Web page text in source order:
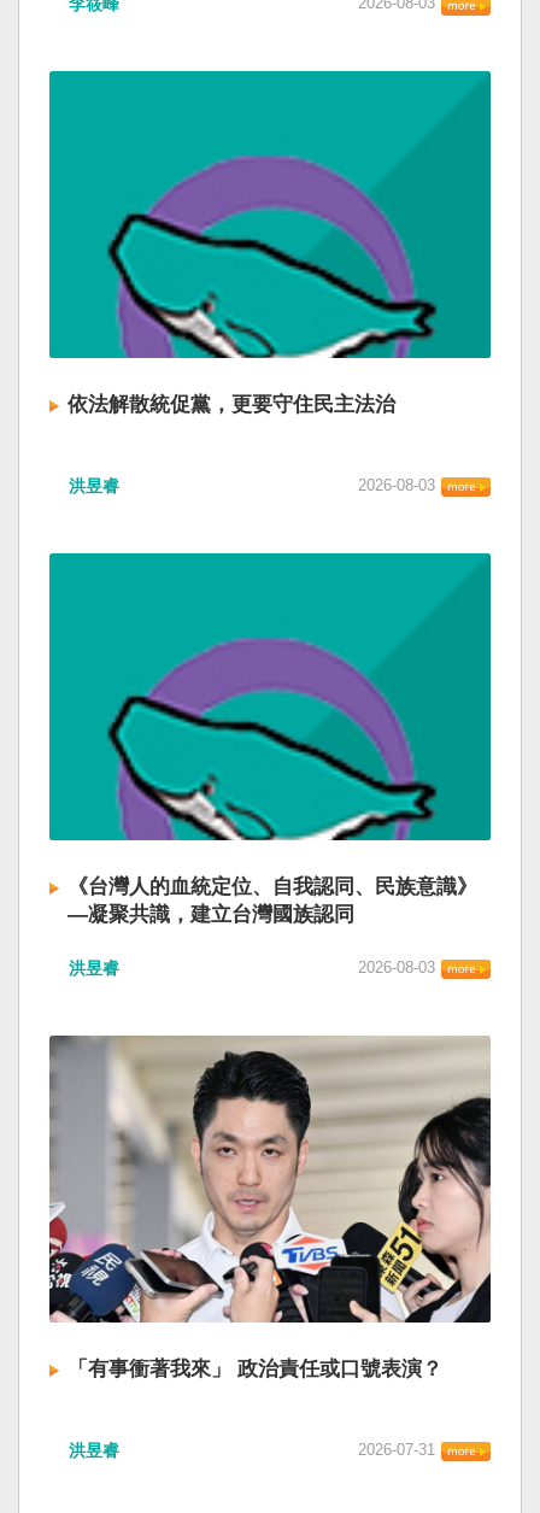
李筱峰
依法解散統促黨，更要守住民主法治
洪昱睿 2026-08-03
《台灣人的血統定位、自我認同、民族意識》
—凝聚共識，建立台灣國族認同
洪昱睿 2026-08-03
「有事衝著我來」 政治責任或口號表演？
洪昱睿 2026-07-31